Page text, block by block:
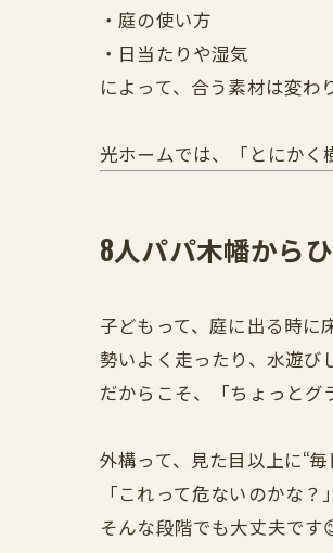
・庭の使い方
・日当たりや湿気
によって、合う素材は変わ
光ホームでは、「とにか
8人パパ木幡から
子どもって、庭に出る時に
勢いよく走ったり、水遊び
だからこそ、「ちょっとグ
外構って、見た目以上に“
「これって危ないのかな？」
そんな段階でも大丈夫です